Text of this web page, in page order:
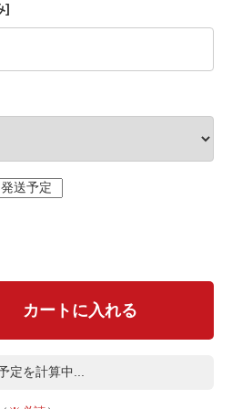
]
カートに入れる
定を計算中...